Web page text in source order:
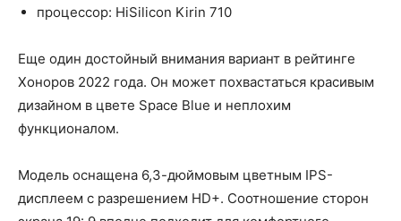
процессор: HiSilicon Kirin 710
Еще один достойный внимания вариант в рейтинге
Хоноров 2022 года. Он может похвастаться красивым
дизайном в цвете Space Blue и неплохим
функционалом.
Модель оснащена 6,3-дюймовым цветным IPS-
дисплеем с разрешением HD+. Соотношение сторон